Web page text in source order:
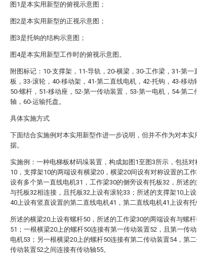
图1是本实用新型的俯视示意图；
图2是本实用新型的正视示意图；
图3是托钩的结构示意图；
图4是本实用新型工作时的俯视示意图。
附图标记：10-支撑架，11-导轨，20-横梁，30-工作梁，31-第一
板，33-滚轮，40-移动架，41-第二直线电机，42-托钩，43-移动
50-螺杆，51-移动座，52-第一传动装置，53-第一电机，54-第二
轴，60-运输托盘。
具体实施方式
下面结合实施例对本实用新型作进一步说明，但并不作为对本实
据。
实施例：一种电梯板材码垛装置，构成如图1至图3所示，包括对
10，支撑架10的两端设有横梁20，横梁20间设有对称设置的工
设有多个第一直线电机31，工作梁30的侧旁设有托板32，所述
与托板32相连接，且托板32上设有滚轮33；所述的支撑架10上
40上设有竖直设置的第二直线电机41，第二直线电机41上设有托
所述的横梁20上设有螺杆50，所述的工作梁30的两端设有与螺
51；一根横梁20上的螺杆50连接有第一传动装置52，且第一传
电机53；另一根横梁20上的螺杆50连接有第二传动装置54，第
传动装置52之间连接有传动轴55。